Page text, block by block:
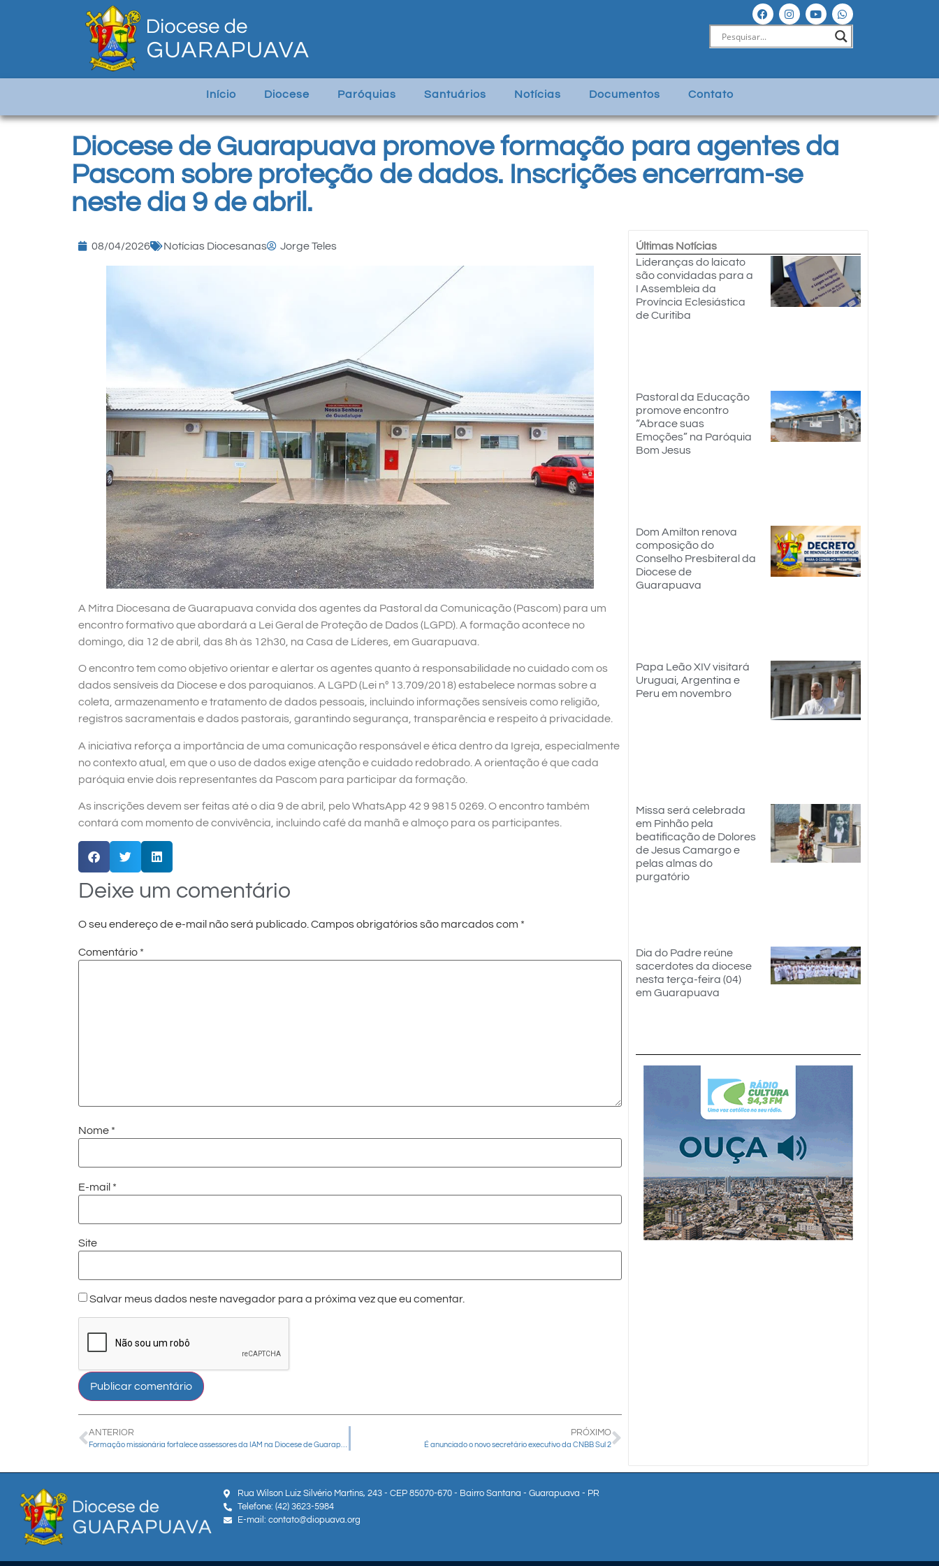
Início Diocese Paróquias Santuários Notícias Documentos Contato
Diocese de Guarapuava promove formação para agentes da
Pascom sobre proteção de dados. Inscrições encerram-se
neste dia 9 de abril.
08/04/2026 Notícias Diocesanas Jorge Teles
A Mitra Diocesana de Guarapuava convida dos agentes da Pastoral da Comunicação (Pascom) para um
encontro formativo que abordará a Lei Geral de Proteção de Dados (LGPD). A formação acontece no
domingo, dia 12 de abril, das 8h às 12h30, na Casa de Líderes, em Guarapuava.
O encontro tem como objetivo orientar e alertar os agentes quanto à responsabilidade no cuidado com os
dados sensíveis da Diocese e dos paroquianos. A LGPD (Lei nº 13.709/2018) estabelece normas sobre a
coleta, armazenamento e tratamento de dados pessoais, incluindo informações sensíveis como religião,
registros sacramentais e dados pastorais, garantindo segurança, transparência e respeito à privacidade.
A iniciativa reforça a importância de uma comunicação responsável e ética dentro da Igreja, especialmente
no contexto atual, em que o uso de dados exige atenção e cuidado redobrado. A orientação é que cada
paróquia envie dois representantes da Pascom para participar da formação.
As inscrições devem ser feitas até o dia 9 de abril, pelo WhatsApp 42 9 9815 0269. O encontro também
contará com momento de convivência, incluindo café da manhã e almoço para os participantes.
Deixe um comentário
O seu endereço de e-mail não será publicado.Campos obrigatórios são marcados com *
Comentário *
Nome *
E-mail *
Site
Salvar meus dados neste navegador para a próxima vez que eu comentar.
ANTERIOR PRÓXIMO
É anunciado o novo secretário executivo da CNBB Sul 2
Últimas Notícias
Lideranças do laicato
são convidadas para a
I Assembleia da
Província Eclesiástica
de Curitiba
Pastoral da Educação
promove encontro
“Abrace suas
Emoções” na Paróquia
Bom Jesus
Dom Amilton renova
composição do
Conselho Presbiteral da
Diocese de
Guarapuava
Papa Leão XIV visitará
Uruguai, Argentina e
Peru em novembro
Missa será celebrada
em Pinhão pela
beatificação de Dolores
de Jesus Camargo e
pelas almas do
purgatório
Dia do Padre reúne
sacerdotes da diocese
nesta terça-feira (04)
em Guarapuava
Rua Wilson Luiz Silvério Martins, 243 - CEP 85070-670 - Bairro Santana - Guarapuava - PR
Telefone: (42) 3623-5984
E-mail: contato@diopuava.org